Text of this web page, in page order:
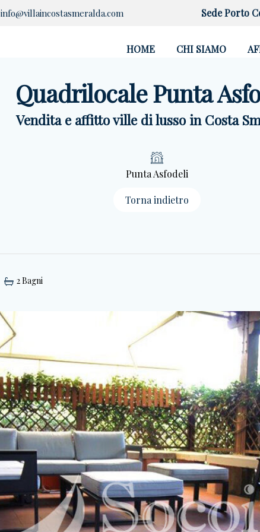
info@villaincostasmeralda.com Sede Porto
HOME CHI SIAMO
Quadrilocale Punta
Vendita e affitto ville di lusso in Costa
Punta Asfodeli
Torna indietro
2Bagni